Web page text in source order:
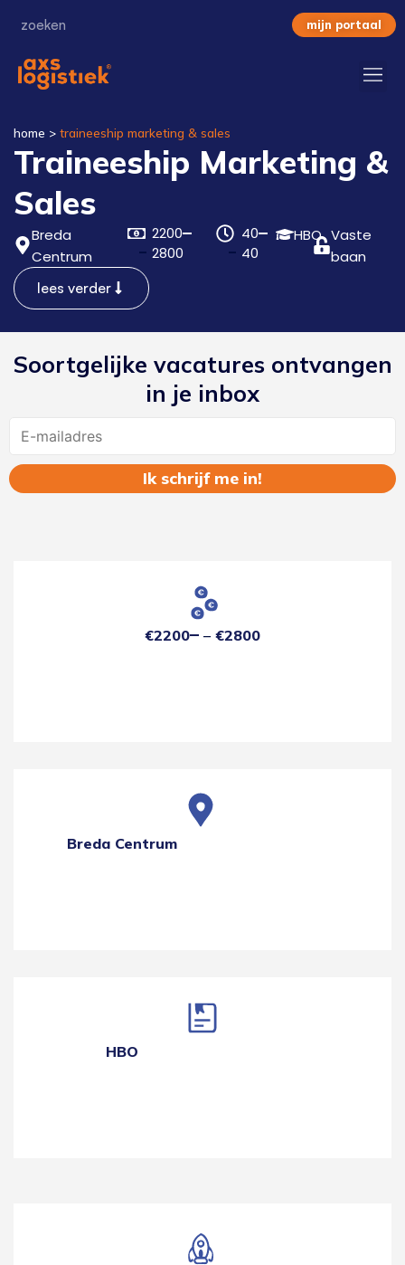
mijn portaal
home > traineeship marketing & sales
Traineeship Marketing &
Sales
Breda
Centrum
2200
2800
40
40
HBO Vaste
baan
lees verder
Soortgelijke vacatures ontvangen
in je inbox
€2200 €2800
Breda Centrum
HBO